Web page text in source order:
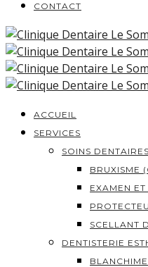
CONTACT
ACCUEIL
SERVICES
SOINS
BRUXISME
EXAMEN
SCELLANT
DENTISTERIE